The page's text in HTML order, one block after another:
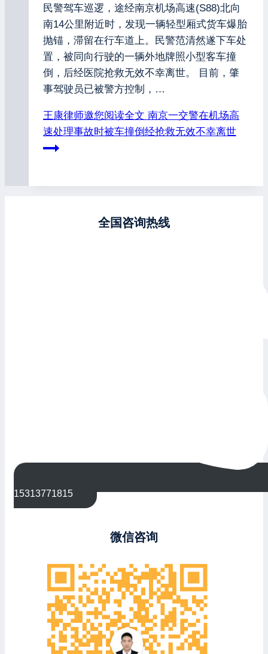
民警驾车巡逻，途经南京机场高速(S88)北向
南14公里附近时，发现一辆轻型厢式货车爆胎
抛锚，滞留在行车道上。民警范清然遂下车处
置，被同向行驶的一辆外地牌照小型客车撞
倒，后经医院抢救无效不幸离世。 目前，肇
事驾驶员已被警方控制，…
王康律师邀您阅读全文 南京一交警在机场高
速处理事故时被车撞倒经抢救无效不幸离世
全国咨询热线
15313771815
微信咨询